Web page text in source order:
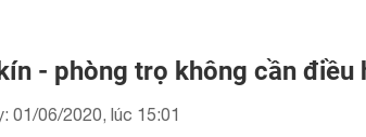
- phòng trọ không cần điều
01/06/2020, lúc 15:01